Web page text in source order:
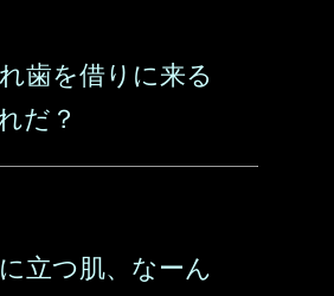
歯を借りに来る
だ？
立つ肌、なーん